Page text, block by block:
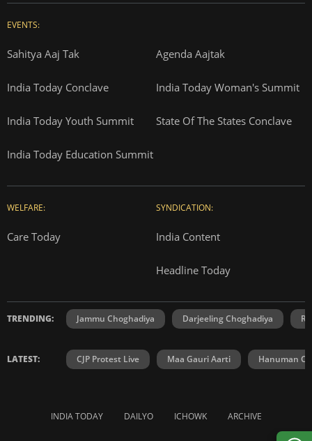
EVENTS:
Sahitya Aaj Tak Agenda Aajtak
India Today Conclave India Today Woman's Summit
India Today Youth Summit State Of The States Conclave
India Today Education Summit
WELFARE:
Care Today
SYNDICATION:
India Content
Headline Today
TRENDING: Jammu Choghadiya Darjeeling Choghadiya
LATEST: CJP Protest Live Maa Gauri Aarti Hanuman
INDIA TODAY DAILYO ICHOWK ARCHIVE